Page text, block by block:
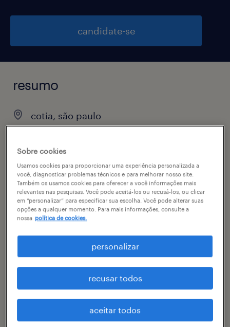
candidate-se
resumo
cotia, são paulo
temporário
vagas disponíveis
5
engenharias, suprimentos & logística
contato
maria balassoni
Sobre cookies
Usamos cookies para proporcionar uma experiência personalizada a
você, diagnosticar problemas técnicos e para melhorar nosso site.
Também os usamos cookies para oferecer a você informações mais
relevantes nas pesquisas. Você pode aceitá-los ou recusá-los, ou clicar
em “personalizar” para especificar sua escolha. Você pode alterar suas
opções a qualquer momento. Para mais informações, consulte a
nossa política de cookies.
personalizar
recusar todos
aceitar todos